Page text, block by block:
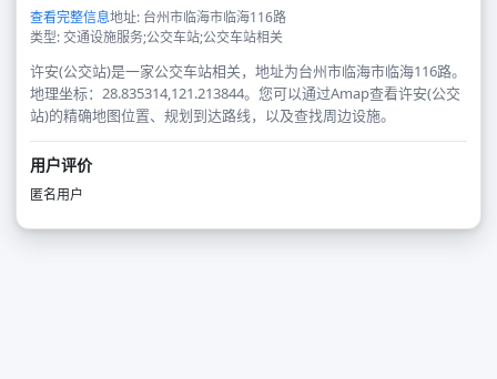
查看完整信息地址: 台州市临海市临海116路
类型: 交通设施服务;公交车站;公交车站相关
许安(公交站)是一家公交车站相关，地址为台州市临海市临海116路。
地理坐标：28.835314,121.213844。您可以通过Amap查看许安(公交
站)的精确地图位置、规划到达路线，以及查找周边设施。
用户评价
匿名用户